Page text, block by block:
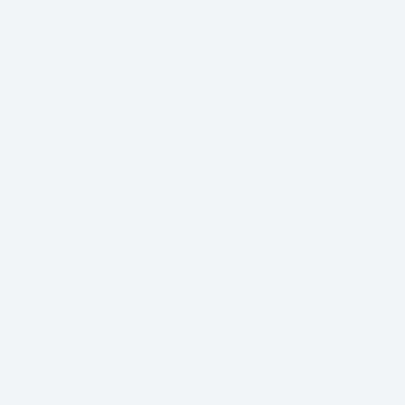
Dương
ố vàng tại Bình Dương.
vào những tính năng vượt trội và lợi ích sử dụng
tạo điểm nhấn cho không gian nội thất phòng tắm.
ra hình dáng và kiểu dáng hiện đại, tinh tế. Điều này
ố vàng, đảm bảo bề mặt luôn giữ được sự sạch